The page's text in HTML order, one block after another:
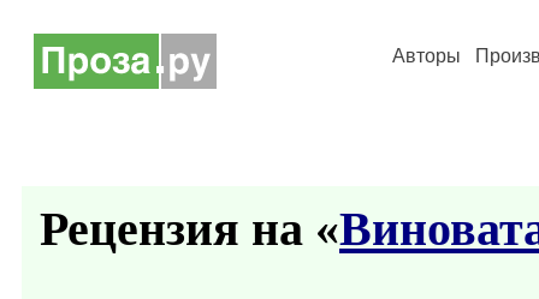
Авторы
Рецензия на «